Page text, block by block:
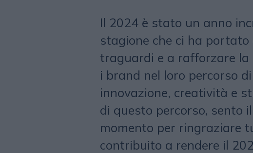
Il 2024 è stato un anno
stagione che ci ha
traguardi e a rafforzare
i brand nel loro percorso
innovazione, creatività e
di questo percorso, sento
momento per ringraziare
contribuito a rendere il